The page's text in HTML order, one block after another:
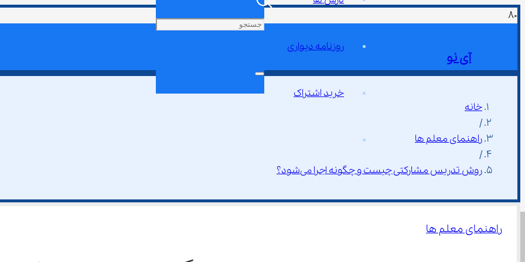
آی نو
روزنامه دیواری
خرید اشتراک
خانه
/
راهنمای معلم ها
/
روش تدریس مشارکتی چیست و چگونه اجرا می‌شود؟
راهنمای معلم ها